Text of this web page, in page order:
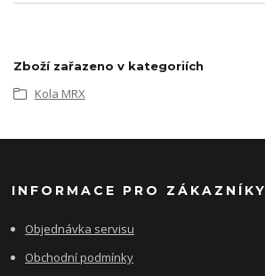
Zboží zařazeno v kategoriích
Kola MRX
INFORMACE PRO ZÁKAZNÍKY
Objednávka servisu
Obchodní podmínky